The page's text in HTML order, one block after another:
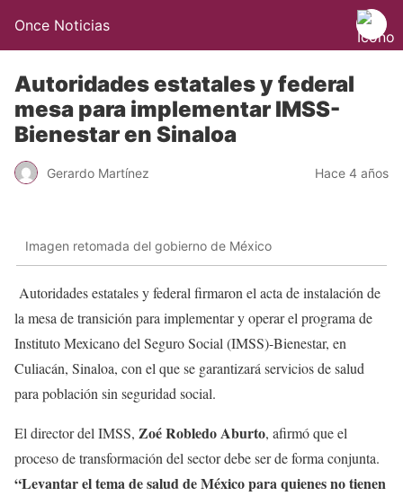
Once Noticias
Autoridades estatales y federal
mesa para implementar IMSS-
Bienestar en Sinaloa
Gerardo Martínez Hace 4 años
Imagen retomada del gobierno de México
Autoridades estatales y federal firmaron el acta de instalación de
la mesa de transición para implementar y operar el programa de
Instituto Mexicano del Seguro Social (IMSS)-Bienestar, en
Culiacán, Sinaloa, con el que se garantizará servicios de salud
para población sin seguridad social.
El director del IMSS, Zoé Robledo Aburto, afirmó que el
proceso de transformación del sector debe ser de forma conjunta.
“Levantar el tema de salud de México para quienes no tienen